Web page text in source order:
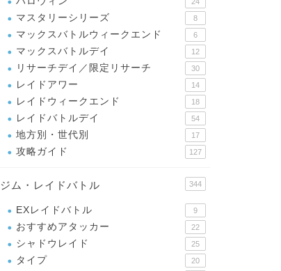
マスタリーシリーズ 8
マックスバトルウィークエンド 6
マックスバトルデイ 12
リサーチデイ／限定リサーチ 30
レイドアワー 14
レイドウィークエンド 18
レイドバトルデイ 54
地方別・世代別 17
攻略ガイド 127
ジム・レイドバトル 344
EXレイドバトル 9
おすすめアタッカー 22
シャドウレイド 25
タイプ 20